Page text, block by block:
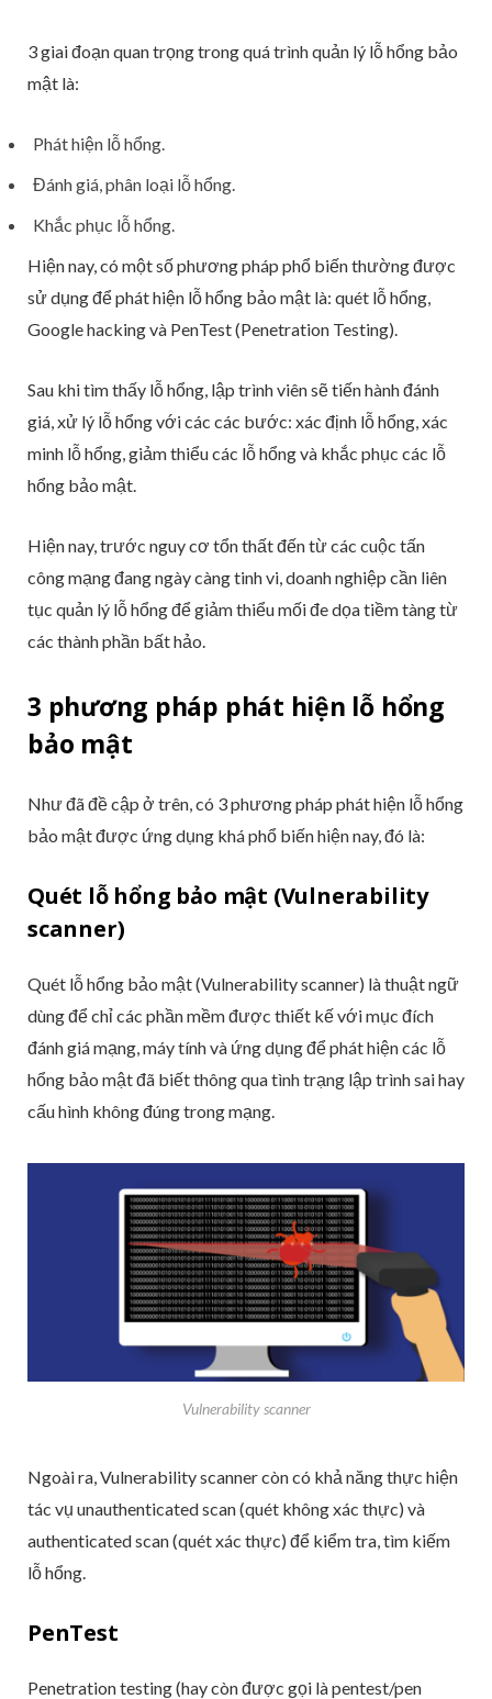
3 giai đoạn quan trọng trong quá trình quản lý lỗ hổng bảo
mật là:
Phát hiện lỗ hổng.
Đánh giá, phân loại lỗ hổng.
Khắc phục lỗ hổng.
Hiện nay, có một số phương pháp phổ biến thường được
sử dụng để phát hiện lỗ hổng bảo mật là: quét lỗ hổng,
Google hacking và PenTest (Penetration Testing).
Sau khi tìm thấy lỗ hổng, lập trình viên sẽ tiến hành đánh
giá, xử lý lỗ hổng với các các bước: xác định lỗ hổng, xác
minh lỗ hổng, giảm thiểu các lỗ hổng và khắc phục các lỗ
hổng bảo mật.
Hiện nay, trước nguy cơ tổn thất đến từ các cuộc tấn
công mạng đang ngày càng tinh vi, doanh nghiệp cần liên
tục quản lý lỗ hổng để giảm thiểu mối đe dọa tiềm tàng từ
các thành phần bất hảo.
3 phương pháp phát hiện lỗ hổng
bảo mật
Như đã đề cập ở trên, có 3 phương pháp phát hiện lỗ hổng
bảo mật được ứng dụng khá phổ biến hiện nay, đó là:
Quét lỗ hổng bảo mật (Vulnerability
scanner)
Quét lỗ hổng bảo mật (Vulnerability scanner) là thuật ngữ
dùng để chỉ các phần mềm được thiết kế với mục đích
đánh giá mạng, máy tính và ứng dụng để phát hiện các lỗ
hổng bảo mật đã biết thông qua tình trạng lập trình sai hay
cấu hình không đúng trong mạng.
Vulnerability scanner
Ngoài ra, Vulnerability scanner còn có khả năng thực hiện
tác vụ unauthenticated scan (quét không xác thực) và
authenticated scan (quét xác thực) để kiểm tra, tìm kiếm
lỗ hổng.
PenTest
Penetration testing (hay còn được gọi là pentest/pen